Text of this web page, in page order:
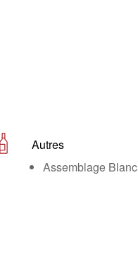
Autres
Assemblage Blanc